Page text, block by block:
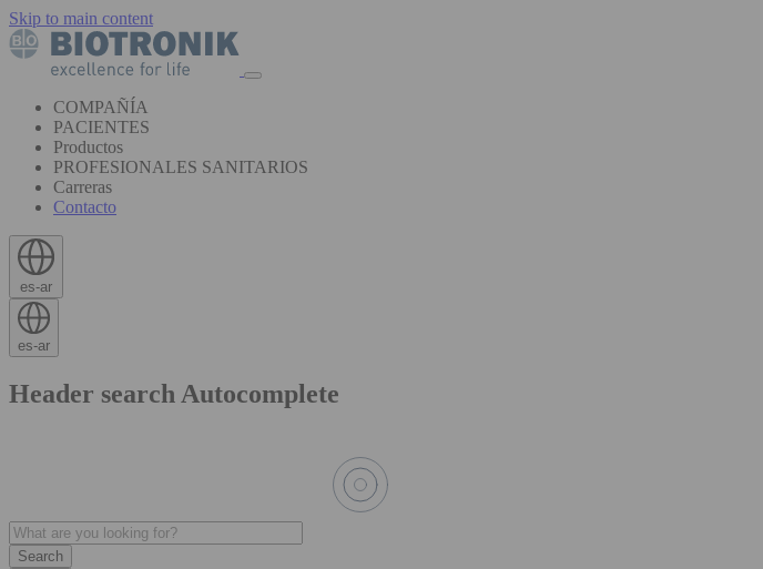
Skip to main content
COMPAÑÍA
PACIENTES
Productos
PROFESIONALES SANITARIOS
Carreras
Contacto
es-ar
es-ar
Header search Autocomplete